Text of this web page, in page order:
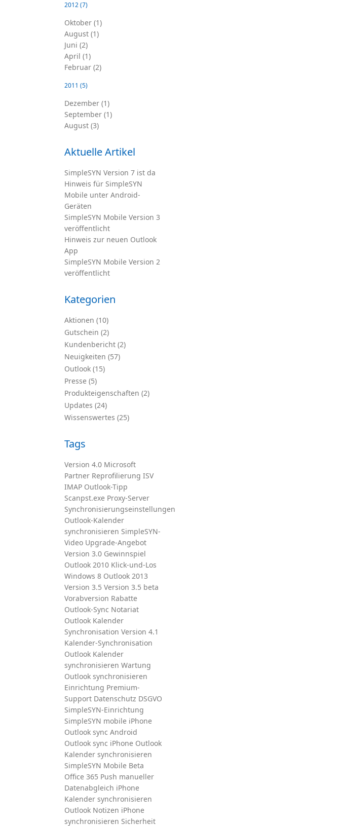
2012(7)
Oktober (1)
August (1)
Juni (2)
April (1)
Februar (2)
2011 (5)
Dezember (1)
September (1)
August (3)
Aktuelle Artikel
SimpleSYN Version 7 ist da
Hinweis für SimpleSYN
Mobile unter Android-
Geräten
SimpleSYN Mobile Version 3
veröffentlicht
Hinweis zur neuen Outlook
App
SimpleSYN Mobile Version 2
veröffentlicht
Kategorien
Aktionen (10)
Gutschein (2)
Kundenbericht (2)
Neuigkeiten (57)
Outlook (15)
Presse (5)
Produkteigenschaften (2)
Updates (24)
Wissenswertes (25)
Tags
Version 4.0 Microsoft
Partner Reprofilierung ISV
IMAP Outlook-Tipp
Scanpst.exe Proxy-Server
Synchronisierungseinstellungen
Outlook-Kalender
synchronisieren SimpleSYN-
Video Upgrade-Angebot
Version 3.0 Gewinnspiel
Outlook 2010 Klick-und-Los
Windows 8 Outlook 2013
Version 3.5 Version 3.5 beta
Vorabversion Rabatte
Outlook-Sync Notariat
Outlook Kalender
Synchronisation Version 4.1
Kalender-Synchronisation
Outlook Kalender
synchronisieren Wartung
Outlook synchronisieren
Einrichtung Premium-
Support Datenschutz DSGVO
SimpleSYN-Einrichtung
SimpleSYN mobile iPhone
Outlook sync Android
Outlook sync iPhone Outlook
Kalender synchronisieren
SimpleSYN Mobile Beta
Office 365 Push manueller
Datenabgleich iPhone
Kalender synchronisieren
Outlook Notizen iPhone
synchronisieren Sicherheit